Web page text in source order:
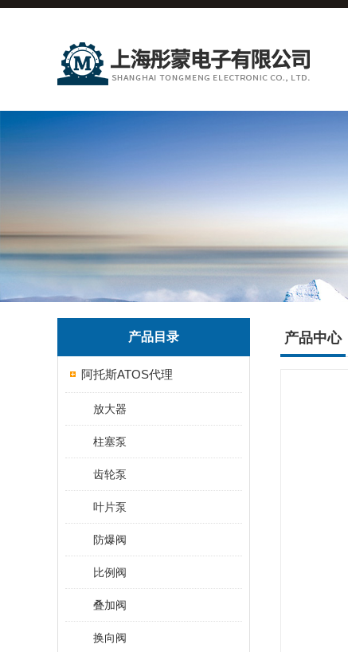
产品目录
阿托斯ATOS代理
放大器
柱塞泵
齿轮泵
叶片泵
防爆阀
比例阀
叠加阀
换向阀
产品中心